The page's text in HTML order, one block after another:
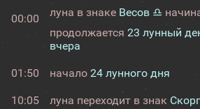
00:00
луна в знаке Весов ♎
продолжается 23 лунный
вчера
01:50 начало 24 лунного дня
10:05 луна переходит в знак